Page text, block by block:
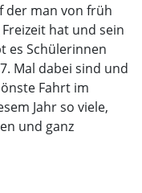
der man von früh
hat und sein
es Schülerinnen
Mal dabei sind und
Fahrt im
Jahr so viele,
und ganz